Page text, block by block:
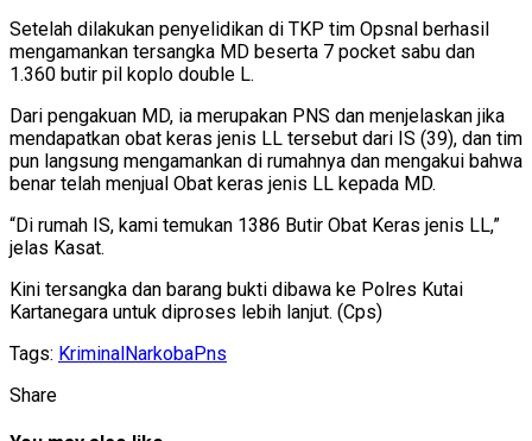
Setelah dilakukan penyelidikan di TKP tim Opsnal berhasil
mengamankan tersangka MD beserta 7 pocket sabu dan
1.360 butir pil koplo double L.
Dari pengakuan MD, ia merupakan PNS dan menjelaskan jika
mendapatkan obat keras jenis LL tersebut dari IS (39), dan tim
pun langsung mengamankan di rumahnya dan mengakui bahwa
benar telah menjual Obat keras jenis LL kepada MD.
“Di rumah IS, kami temukan 1386 Butir Obat Keras jenis LL,”
jelas Kasat.
Kini tersangka dan barang bukti dibawa ke Polres Kutai
Kartanegara untuk diproses lebih lanjut. (Cps)
Tags: KriminalNarkobaPns
Share